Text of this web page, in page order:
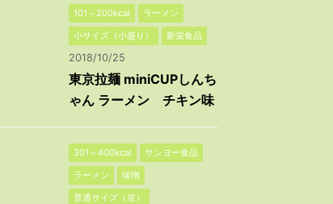
101～200kcal
ラーメン
小サイズ（小盛り）
新栄食品
2018/10/25
東京拉麺 miniCUPしんち
ゃん ラーメン チキン味
301～400kcal
サンヨー食品
ラーメン
味噌
普通サイズ（並）